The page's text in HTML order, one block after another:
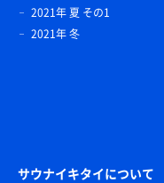
2021年 夏 その1
2021年 冬
サウナイキタイについて